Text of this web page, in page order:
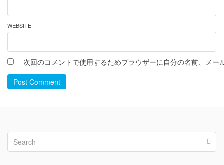
WEBSITE
次回のコメントで使用するためブラウザーに自分の名前、メー
Post Comment